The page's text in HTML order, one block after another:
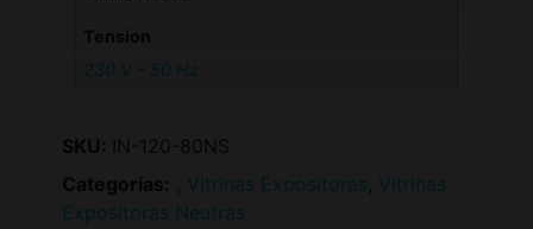
230 V – 50 Hz
SKU: IN-120-80NS
Categorías: , Vitrinas Expositoras, Vitrinas
Expositoras Neutras